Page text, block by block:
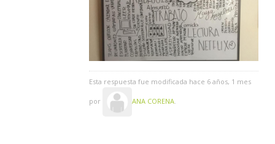
Esta respuesta fue modificada hace 6 años, 1 mes
por ANA CORENA